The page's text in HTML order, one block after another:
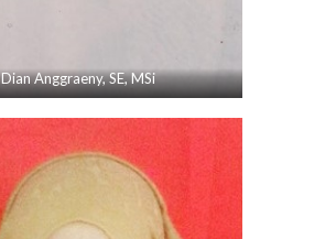
Dian Anggraeny, SE, MSi